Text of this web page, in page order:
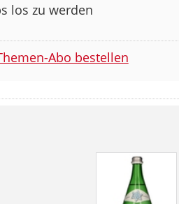
los zu werden
Abo bestellen